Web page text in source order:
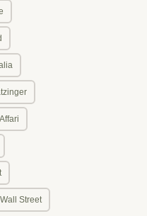
Wall Street